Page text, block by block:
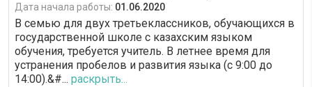
Дата начала работы: 01.06.2020
В семью для двух третьеклассников, обучающихся в
государственной школе с казахским языком
обучения, требуется учитель. В летнее время для
устранения пробелов и развития языка (с 9:00 до
14:00).&#... раскрыть...